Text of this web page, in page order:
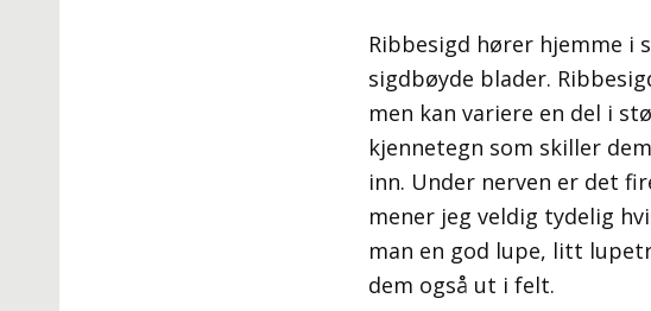
Ribbesigd hører hjemme i
sigdbøyde blader.
men kan variere en del i
kjennetegn som skiller
inn. Under nerven er det
mener jeg veldig tydelig
man en god lupe, litt
dem også ut i felt.